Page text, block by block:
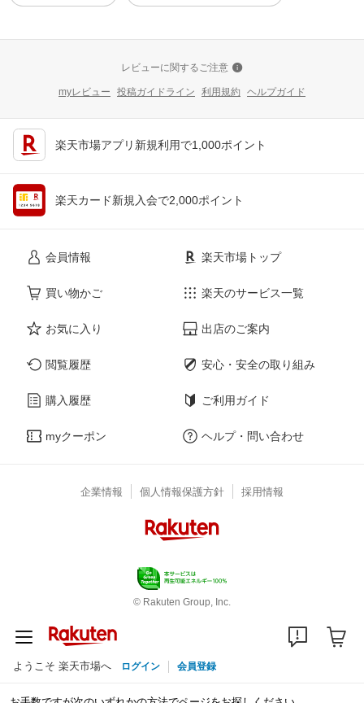
レビューに関するご注意
myレビュー 投稿ガイドライン 利用規約 ヘルプガイド
楽天市場アプリ新規利用で1,000ポイント
楽天カード新規入会で2,000ポイント
会員情報
買い物かご
お気に入り
閲覧履歴
購入履歴
myクーポン
楽天市場トップ
楽天のサービス一覧
出店のご案内
安心・安全の取り組み
ご利用ガイド
ヘルプ・問い合わせ
企業情報 個人情報保護方針 採用情報
© Rakuten Group, Inc.
ようこそ 楽天市場へ ログイン 会員登録